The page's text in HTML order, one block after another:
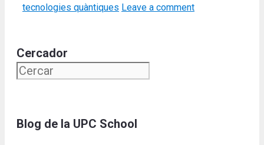
tecnologies quàntiques Leave a comment
Cercador
Blog de la UPC School